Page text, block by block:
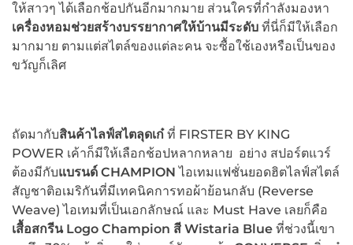
ให้สาวๆ ได้เลือกช้อปกันอีกมากมาย ส่วนใครที่กำลังมองหา
เครื่องหอมช่วยสร้างบรรยากาศให้บ้านมีระดับ ที่นี่ก็มีให้เลือก
มากมาย ตามแต่สไตล์ของแต่ละคน จะซื้อใช้เองหรือเป็นของ
ขวัญก็เลิศ
ถัดมากับสินค้าไลฟ์สไตลุดเก๋ที่ FIRSTER BY KING
POWER เค้าก็มีให้เลือกช้อปหลากหลาย อย่าง สปอร์ตแวร์
ต้องมีกับแบรนด์ CHAMPIONไอเทมแฟชั่นยอดฮิตไลฟ์สไตล์
สัญชาติอเมริกันที่มีเทคนิคการทอผ้าย้อนกลับ (Reverse
Weave) ไอเทมที่เป็นเอกลักษณ์ และ Must Have เลยก็คือ
เสื้อสกรีน Logo Champion สี Wistaria Blue ที่ช่วงนี้เขา